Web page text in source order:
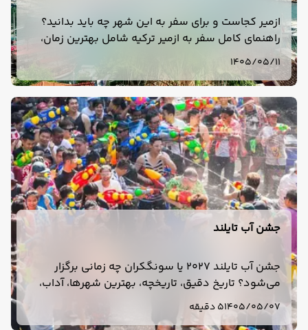
ازمیر کجاست و برای سفر به این شهر چه باید بدانید؟
راهنمای کامل سفر به ازمیر ترکیه شامل بهترین زمان،
هزینه، هتل، حمل‌ونقل، جاهای دیدنی، غذا و تور ازمیر.
1405/05/11
جشن آب تایلند
جشن آب تایلند 2027 یا سونگکران چه زمانی برگزار
می‌شود؟ تاریخ دقیق، تاریخچه، بهترین شهرها، آداب،
بخوانید.
1405/05/075 دقیقه